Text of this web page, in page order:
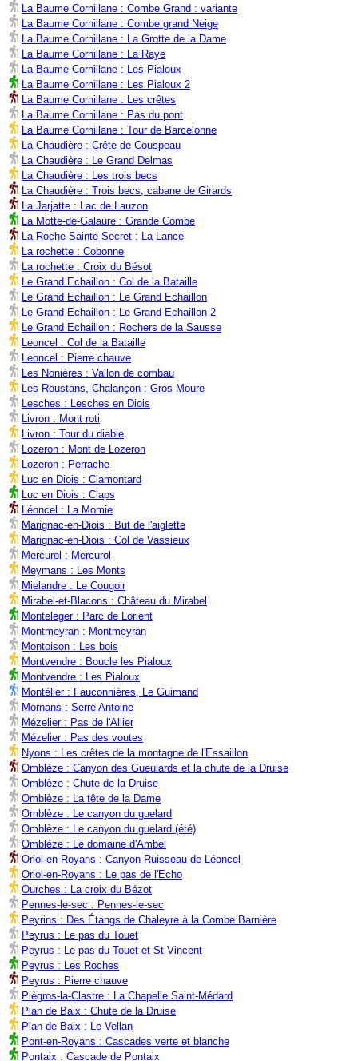
La Baume Cornillane : Combe Grand : variante
La Baume Cornillane : Combe grand Neige
La Baume Cornillane : La Grotte de la Dame
La Baume Cornillane : La Raye
La Baume Cornillane : Les Pialoux
La Baume Cornillane : Les Pialoux 2
La Baume Cornillane : Les crêtes
La Baume Cornillane : Pas du pont
La Baume Cornillane : Tour de Barcelonne
La Chaudière : Crête de Couspeau
La Chaudière : Le Grand Delmas
La Chaudière : Les trois becs
La Chaudière : Trois becs, cabane de Girards
La Jarjatte : Lac de Lauzon
La Motte-de-Galaure : Grande Combe
La Roche Sainte Secret : La Lance
La rochette : Cobonne
La rochette : Croix du Bésot
Le Grand Echaillon : Col de la Bataille
Le Grand Echaillon : Le Grand Echaillon
Le Grand Echaillon : Le Grand Echaillon 2
Le Grand Echaillon : Rochers de la Sausse
Leoncel : Col de la Bataille
Leoncel : Pierre chauve
Les Nonières : Vallon de combau
Les Roustans, Chalançon : Gros Moure
Lesches : Lesches en Diois
Livron : Mont roti
Livron : Tour du diable
Lozeron : Mont de Lozeron
Lozeron : Perrache
Luc en Diois : Clamontard
Luc en Diois : Claps
Léoncel : La Momie
Marignac-en-Diois : But de l'aiglette
Marignac-en-Diois : Col de Vassieux
Mercurol : Mercurol
Meymans : Les Monts
Mielandre : Le Cougoir
Mirabel-et-Blacons : Château du Mirabel
Monteleger : Parc de Lorient
Montmeyran : Montmeyran
Montoison : Les bois
Montvendre : Boucle les Pialoux
Montvendre : Les Pialoux
Montélier : Fauconnières, Le Guimand
Mornans : Serre Antoine
Mézelier : Pas de l'Allier
Mézelier : Pas des voutes
Nyons : Les crêtes de la montagne de l'Essaillon
Omblèze : Canyon des Gueulards et la chute de la Druise
Omblèze : Chute de la Druise
Omblèze : La tête de la Dame
Omblèze : Le canyon du guelard
Omblèze : Le canyon du guelard (été)
Omblèze : Le domaine d'Ambel
Oriol-en-Royans : Canyon Ruisseau de Léoncel
Oriol-en-Royans : Le pas de l'Echo
Ourches : La croix du Bézot
Pennes-le-sec : Pennes-le-sec
Peyrins : Des Étangs de Chaleyre à la Combe Barnière
Peyrus : Le pas du Touet
Peyrus : Le pas du Touet et St Vincent
Peyrus : Les Roches
Peyrus : Pierre chauve
Piègros-la-Clastre : La Chapelle Saint-Médard
Plan de Baix : Chute de la Druise
Plan de Baix : Le Vellan
Pont-en-Royans : Cascades verte et blanche
Pontaix : Cascade de Pontaix